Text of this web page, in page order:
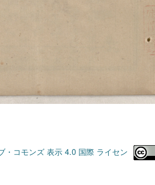
・コモンズ 表示 4.0 国際 ライセン